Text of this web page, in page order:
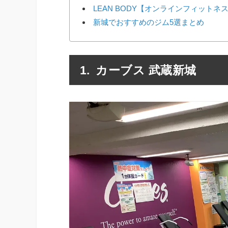
LEAN BODY【オンラインフィットネ
新城でおすすめのジム5選まとめ
カーブス 武蔵新城